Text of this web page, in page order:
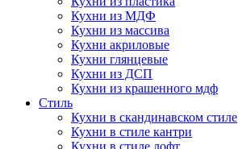
Кухни из МДФ
Кухни из массива
Кухни акриловые
Кухни глянцевые
Кухни из ДСП
Кухни из крашенного мдф
Стиль
Кухни в скандинавском стиле
Кухни в стиле кантри
Кухни в стиле лофт